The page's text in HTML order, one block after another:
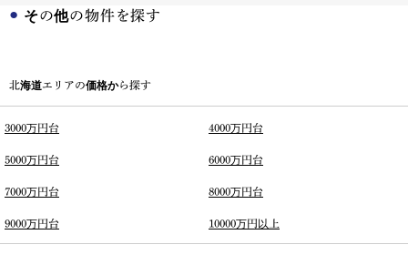
その他の物件を探す
北海道エリアの価格から探す
3000万円台 4000万円台
5000万円台 6000万円台
7000万円台 8000万円台
9000万円台 10000万円以上